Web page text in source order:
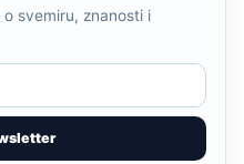
svemiru, znanosti i